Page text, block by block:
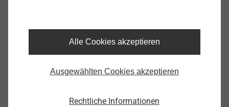
Produkt anzeigen
Alle Cookies akzeptieren
Ausgewählten Cookies akzeptieren
Rechtliche Informationen